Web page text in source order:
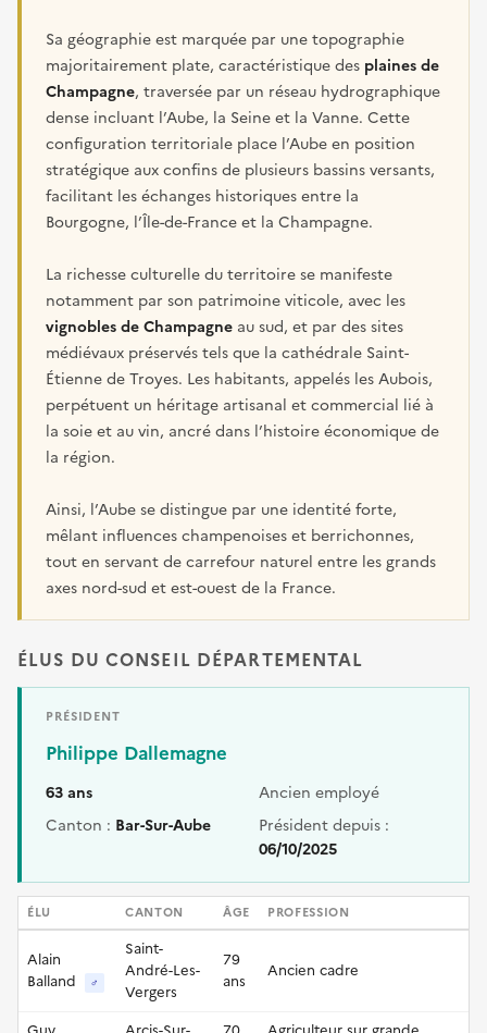
Sa géographie est marquée par une topographie
majoritairement plate, caractéristique des plaines de
Champagne, traversée par un réseau hydrographique
dense incluant l’Aube, la Seine et la Vanne. Cette
configuration territoriale place l’Aube en position
stratégique aux confins de plusieurs bassins versants,
facilitant les échanges historiques entre la
Bourgogne, l’Île-de-France et la Champagne.
La richesse culturelle du territoire se manifeste
notamment par son patrimoine viticole, avec les
vignobles de Champagne au sud, et par des sites
médiévaux préservés tels que la cathédrale Saint-
Étienne de Troyes. Les habitants, appelés les Aubois,
perpétuent un héritage artisanal et commercial lié à
la soie et au vin, ancré dans l’histoire économique de
la région.
Ainsi, l’Aube se distingue par une identité forte,
mêlant influences champenoises et berrichonnes,
tout en servant de carrefour naturel entre les grands
axes nord-sud et est-ouest de la France.
ÉLUS DU CONSEIL DÉPARTEMENTAL
PRÉSIDENT
Philippe Dallemagne
63 ans
Ancien employé
Canton : Bar-Sur-Aube
Président depuis :
06/10/2025
ÉLU CANTON ÂGE PROFESSION
Alain
Balland
♂
Saint-
André-Les-
Vergers
79
ans
Ancien cadre